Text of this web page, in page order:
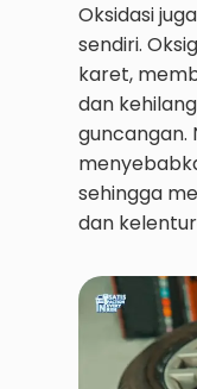
Oksidasi
sendiri.
karet,
dan
guncangan.
sehingga
dan